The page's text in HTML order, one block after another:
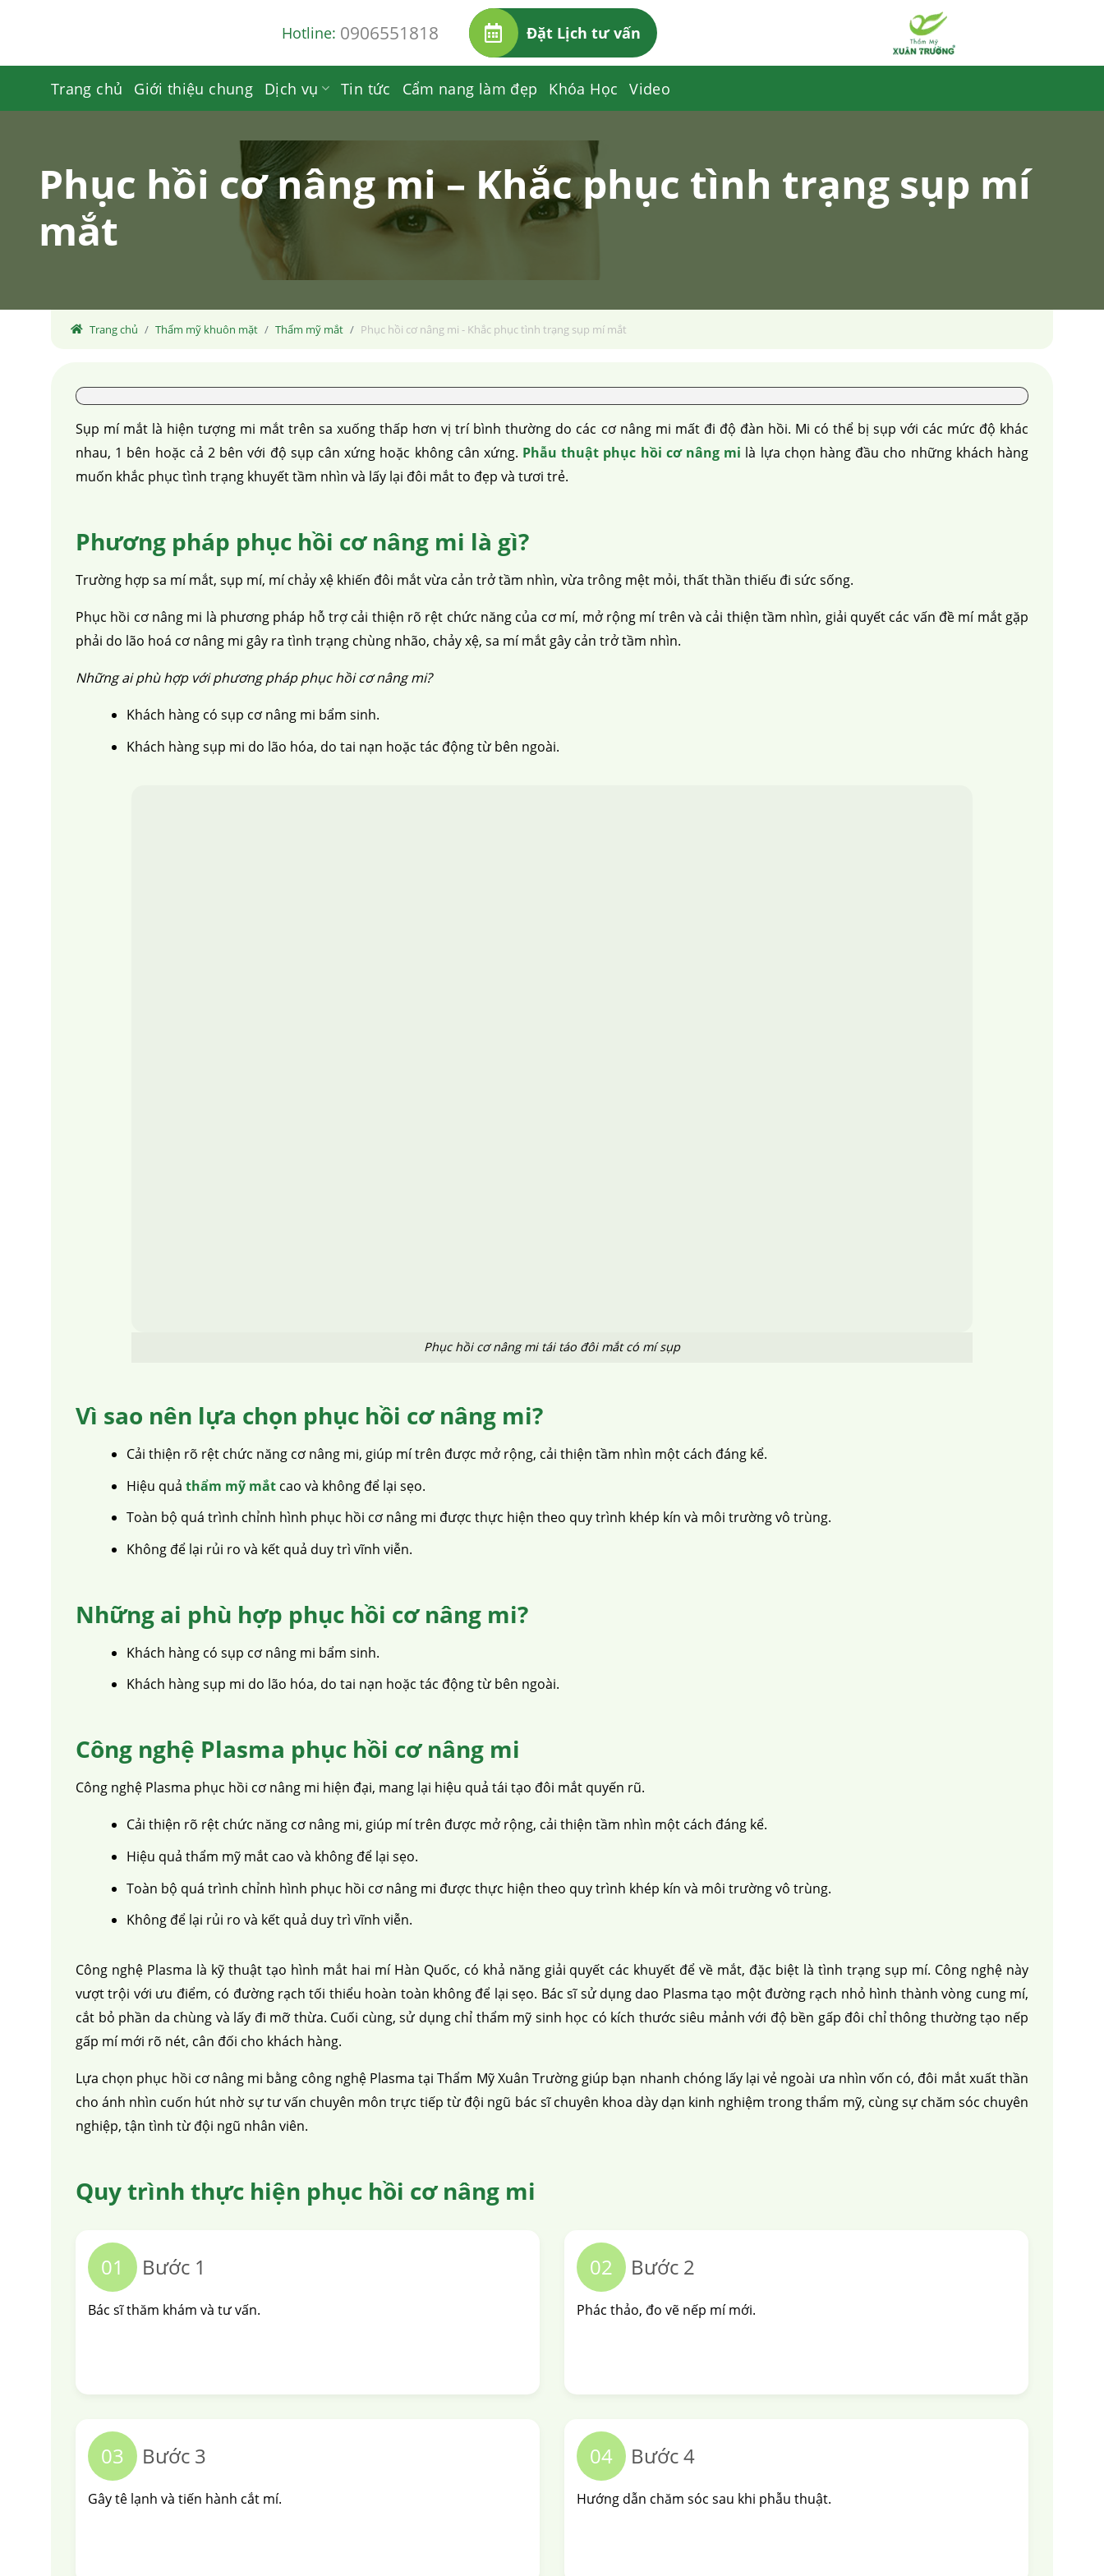
Hotline: 0906551818 Đặt Lịch tư vấn
Trang chủ Giới thiệu chung Dịch vụ Tin tức Cẩm nang làm đẹp Khóa Học Video
căng da mặt nâng mũi cấu trúc cắt mí nhấn mí đặt túi ngực nâng ngực hút mỡ cấy mỡ trẻ hóa da
Phục hồi cơ nâng mi – Khắc phục tình trạng sụp mí
mắt
Trang chủ Thẩm mỹ khuôn mặt Thẩm mỹ mắt Phục hồi cơ nâng mi - Khắc phục tình trạng sụp mí mắt
Sụp mí mắt là hiện tượng mi mắt trên sa xuống thấp hơn vị trí bình thường do các cơ nâng mi mất đi độ đàn hồi. Mi có thể bị sụp với các mức độ khác
nhau, 1 bên hoặc cả 2 bên với độ sụp cân xứng hoặc không cân xứng. Phẫu thuật phục hồi cơ nâng mi là lựa chọn hàng đầu cho những khách hàng
muốn khắc phục tình trạng khuyết tầm nhìn và lấy lại đôi mắt to đẹp và tươi trẻ.
Phương pháp phục hồi cơ nâng mi là gì?
Trường hợp sa mí mắt, sụp mí, mí chảy xệ khiến đôi mắt vừa cản trở tầm nhìn, vừa trông mệt mỏi, thất thần thiếu đi sức sống.
Phục hồi cơ nâng mi là phương pháp hỗ trợ cải thiện rõ rệt chức năng của cơ mí, mở rộng mí trên và cải thiện tầm nhìn, giải quyết các vấn đề mí mắt gặp
phải do lão hoá cơ nâng mi gây ra tình trạng chùng nhão, chảy xệ, sa mí mắt gây cản trở tầm nhìn.
Những ai phù hợp với phương pháp phục hồi cơ nâng mi?
Khách hàng có sụp cơ nâng mi bẩm sinh.
Khách hàng sụp mi do lão hóa, do tai nạn hoặc tác động từ bên ngoài.
Phục hồi cơ nâng mi tái táo đôi mắt có mí sụp
Vì sao nên lựa chọn phục hồi cơ nâng mi?
Cải thiện rõ rệt chức năng cơ nâng mi, giúp mí trên được mở rộng, cải thiện tầm nhìn một cách đáng kể.
Hiệu quả thẩm mỹ mắt cao và không để lại sẹo.
Toàn bộ quá trình chỉnh hình phục hồi cơ nâng mi được thực hiện theo quy trình khép kín và môi trường vô trùng.
Không để lại rủi ro và kết quả duy trì vĩnh viễn.
Những ai phù hợp phục hồi cơ nâng mi?
Khách hàng có sụp cơ nâng mi bẩm sinh.
Khách hàng sụp mi do lão hóa, do tai nạn hoặc tác động từ bên ngoài.
Công nghệ Plasma phục hồi cơ nâng mi
Công nghệ Plasma phục hồi cơ nâng mi hiện đại, mang lại hiệu quả tái tạo đôi mắt quyến rũ.
Cải thiện rõ rệt chức năng cơ nâng mi, giúp mí trên được mở rộng, cải thiện tầm nhìn một cách đáng kể.
Hiệu quả thẩm mỹ mắt cao và không để lại sẹo.
Toàn bộ quá trình chỉnh hình phục hồi cơ nâng mi được thực hiện theo quy trình khép kín và môi trường vô trùng.
Không để lại rủi ro và kết quả duy trì vĩnh viễn.
Công nghệ Plasma là kỹ thuật tạo hình mắt hai mí Hàn Quốc, có khả năng giải quyết các khuyết để về mắt, đặc biệt là tình trạng sụp mí. Công nghệ này
vượt trội với ưu điểm, có đường rạch tối thiểu hoàn toàn không để lại sẹo. Bác sĩ sử dụng dao Plasma tạo một đường rạch nhỏ hình thành vòng cung mí,
cắt bỏ phần da chùng và lấy đi mỡ thừa. Cuối cùng, sử dụng chỉ thẩm mỹ sinh học có kích thước siêu mảnh với độ bền gấp đôi chỉ thông thường tạo nếp
gấp mí mới rõ nét, cân đối cho khách hàng.
Lựa chọn phục hồi cơ nâng mi bằng công nghệ Plasma tại Thẩm Mỹ Xuân Trườnggiúp bạn nhanh chóng lấy lại vẻ ngoài ưa nhìn vốn có, đôi mắt xuất thần
cho ánh nhìn cuốn hút nhờ sự tư vấn chuyên môn trực tiếp từ đội ngũ bác sĩ chuyên khoa dày dạn kinh nghiệm trong thẩm mỹ, cùng sự chăm sóc chuyên
nghiệp, tận tình từ đội ngũ nhân viên.
Quy trình thực hiện phục hồi cơ nâng mi
01 Bước 1
Bác sĩ thăm khám và tư vấn.
02 Bước 2
Phác thảo, đo vẽ nếp mí mới.
03 Bước 3
Gây tê lạnh và tiến hành cắt mí.
04 Bước 4
Hướng dẫn chăm sóc sau khi phẫu thuật.